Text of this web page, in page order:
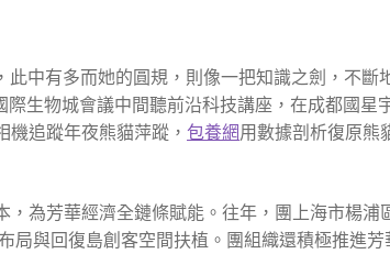
此中有多而她的圓規，則像一把知識之劍，不斷
生物城會議中間聽前沿科技講座，在成都國星
機追蹤年夜熊貓萍蹤，包養網用數據剖析復原熊
為芳華經濟全鏈條賦能。往年，團上海市楊浦
局與回復島創客空間扶植。團組織還積極推進芳